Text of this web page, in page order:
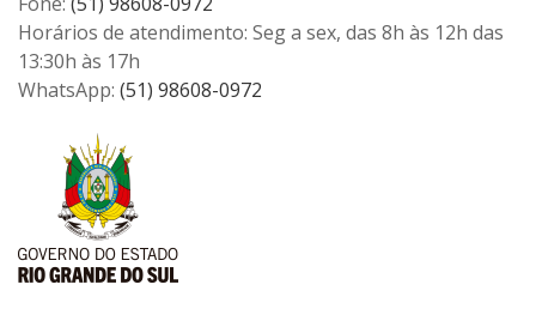
Horários de atendimento: Seg a sex, das 8h às 12h das
13:30h às 17h
WhatsApp: (51) 98608-0972